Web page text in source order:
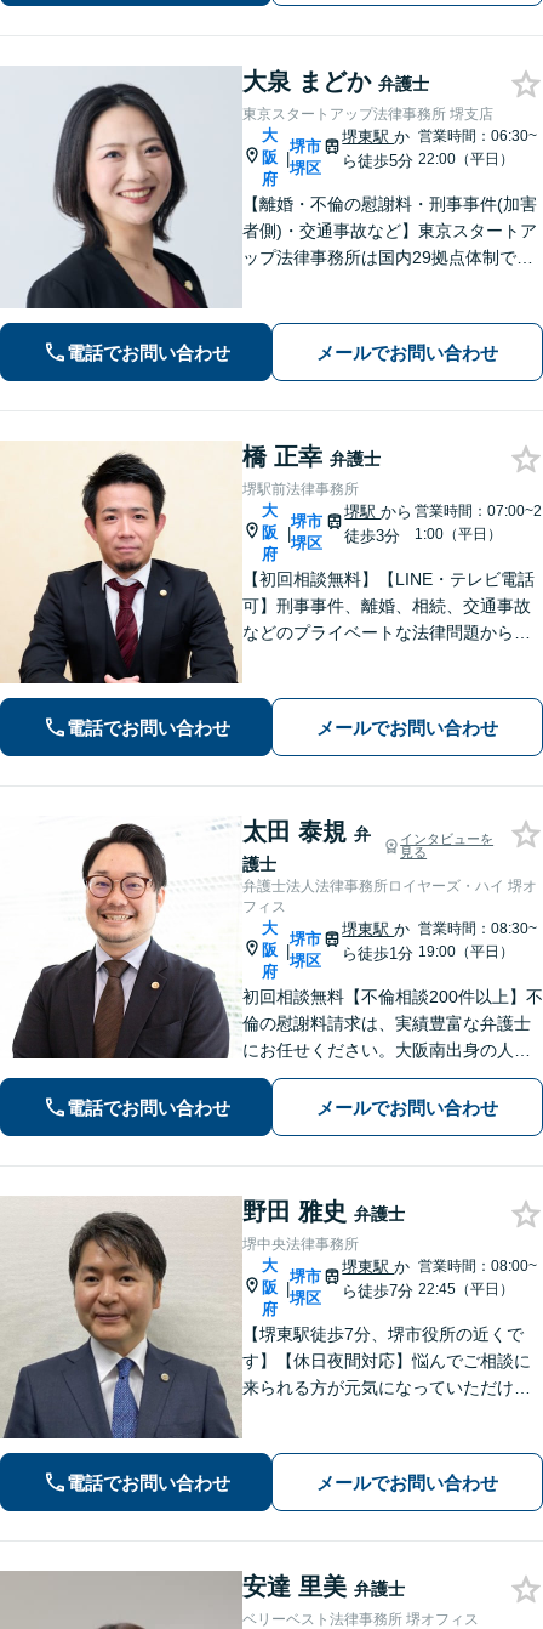
談】【完全個室】【堺東駅4分】
大泉 まどか 弁護士
東京スタートアップ法律事務所 堺支店
大
阪
府
|
堺市
堺区
堺東駅か
ら徒歩5分
営業時間：06:30~
22:00（平日）
【離婚・不倫の慰謝料・刑事事件(加害
者側)・交通事故など】東京スタートア
ップ法律事務所は国内29拠点体制で全
専門性の高い弁護士が寄り添い解決を
サポートします。
電話でお問い合わせ メールでお問い合わせ
橋 正幸 弁護士
堺駅前法律事務所
大
阪
府
|
堺市
堺区
堺駅から
徒歩3分
営業時間：07:00~2
1:00（平日）
【初回相談無料】【LINE・テレビ電話
可】刑事事件、離婚、相続、交通事故
などのプライベートな法律問題から、
広く対応。トラブル解決のための身近
な相談相手として、お気軽にご連絡く
電話でお問い合わせ メールでお問い合わせ
太田 泰規 弁
護士
インタビューを
見る
弁護士法人法律事務所ロイヤーズ・ハイ 堺オ
フィス
大
阪
府
|
堺市
堺区
堺東駅か
ら徒歩1分
営業時間：08:30~
19:00（平日）
初回相談無料【不倫相談200件以上】不
倫の慰謝料請求は、実績豊富な弁護士
にお任せください。大阪南出身の人情
派弁護士が対応【交通事故も強い】交
通事故に遭われてお困りの方はお気軽
にお電話ください【当日／夜間／休日
電話でお問い合わせ メールでお問い合わせ
野田 雅史 弁護士
堺中央法律事務所
大
阪
府
|
堺市
堺区
堺東駅か
ら徒歩7分
営業時間：08:00~
22:45（平日）
【堺東駅徒歩7分、堺市役所の近くで
す】【休日夜間対応】悩んでご相談に
来られる方が元気になっていただける
ください。分野によっては、初回30分
間の無料相談を実施しております。
電話でお問い合わせ メールでお問い合わせ
安達 里美 弁護士
ベリーベスト法律事務所 堺オフィス